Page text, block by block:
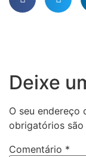
Deixe
O seu endereço
obrigatórios
Comentário *